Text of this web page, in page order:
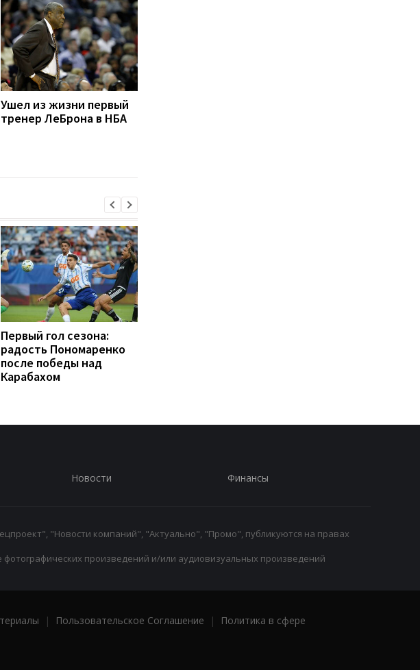
Ушел из жизни первый
тренер ЛеБрона в НБА
Первый гол сезона:
радость Пономаренко
после победы над
Карабахом
Новости Финансы
"Новости компаний", "Актуально", "Промо", публикуются на правах
произведений и/или аудиовизуальных произведений
| Пользовательское Соглашение |
Политика в сфере